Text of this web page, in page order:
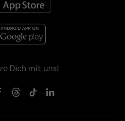
Dich mit uns!